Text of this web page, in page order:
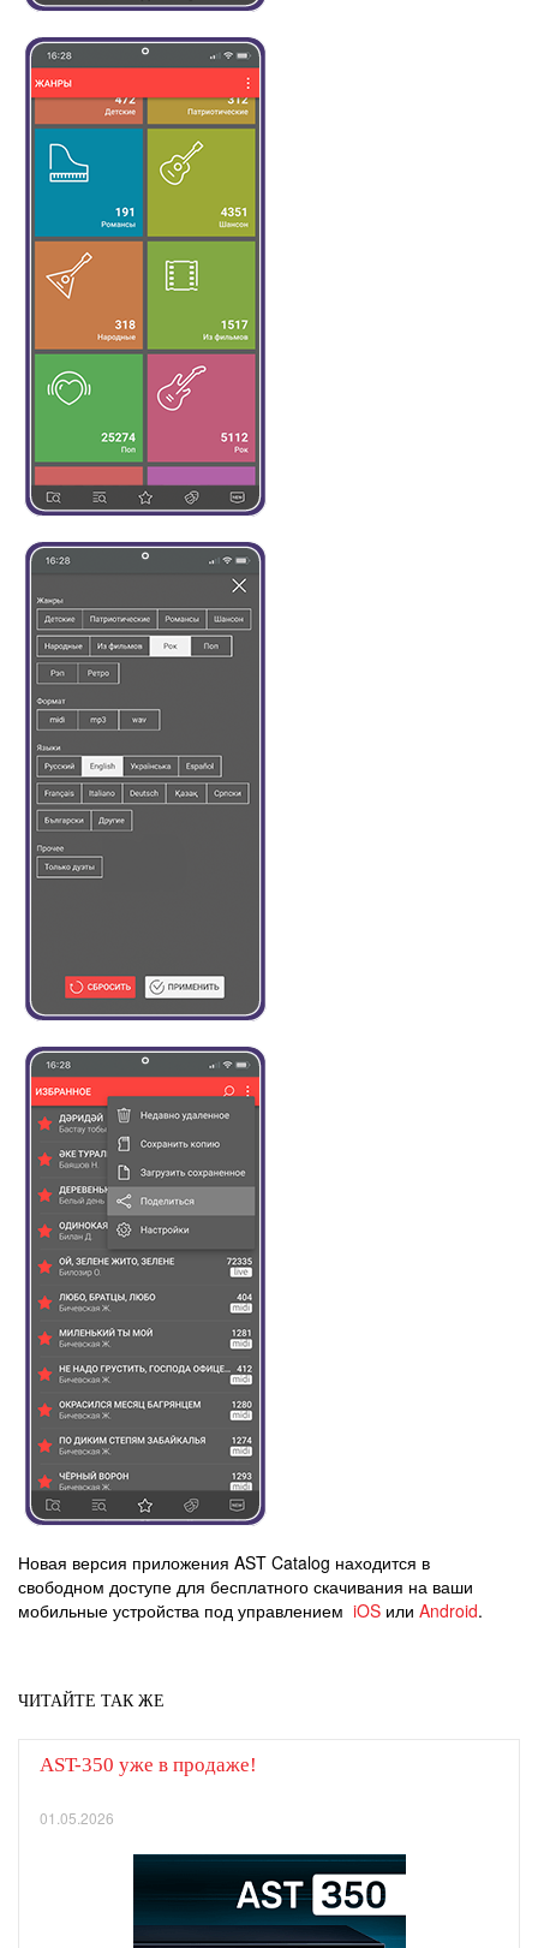
Новая версия приложения AST Catalog находится в
свободном доступе для бесплатного скачивания на ваши
мобильные устройства под управлением iOS или Android.
ЧИТАЙТЕ ТАК ЖЕ
AST-350 уже в продаже!
01.05.2026